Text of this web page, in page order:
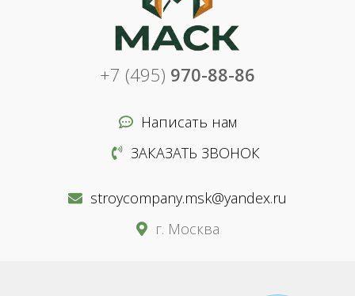
+7 (495) 970-88-86
Написать нам
ЗАКАЗАТЬ ЗВОНОК
stroycompany.msk@yandex.ru
г. Москва